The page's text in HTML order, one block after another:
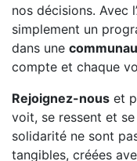
nos décisions. Avec
simplement un
dans une
compte et chaque
Rejoignez-nous et
voit, se ressent et
solidarité ne sont
tangibles, créées